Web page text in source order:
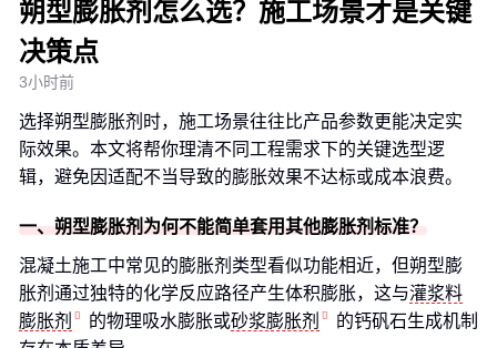
朔型膨胀剂怎么选？施工场景才是关键
决策点
3小时前
选择朔型膨胀剂时，施工场景往往比产品参数更能决定实
际效果。本文将帮你理清不同工程需求下的关键选型逻
辑，避免因适配不当导致的膨胀效果不达标或成本浪费。
一、朔型膨胀剂为何不能简单套用其他膨胀剂标准？
混凝土施工中常见的膨胀剂类型看似功能相近，但朔型膨
胀剂通过独特的化学反应路径产生体积膨胀，这与灌浆料
膨胀剂
的物理吸水膨胀或砂浆膨胀剂
的钙矾石生成机制